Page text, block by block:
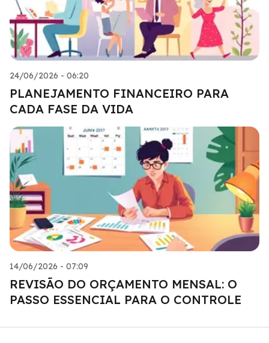
24/06/2026 - 06:20
PLANEJAMENTO FINANCEIRO PARA
CADA FASE DA VIDA
14/06/2026 - 07:09
REVISÃO DO ORÇAMENTO MENSAL: O
PASSO ESSENCIAL PARA O CONTROLE